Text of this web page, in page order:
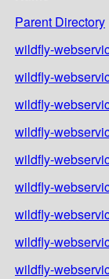
Parent Directory
wildfly-
wildfly-
wildfly-
wildfly-
wildfly-
wildfly-
wildfly-
wildfly-
wildfly-